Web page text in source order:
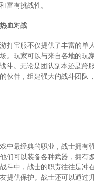
富有挑战性。
血对战
打宝服不仅提供了丰富的单
。玩家可以与来自各地的玩
斗。无论是团队副本还是跨
伙伴，组建强大的战斗团队
中最经典的职业，战士拥有
们可以装备各种武器，拥有
斗中，战士的职责往往是冲
提供保护。战士还可以通过